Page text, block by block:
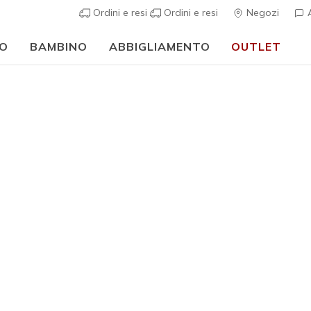
Ordini e resi Ordini e resi Negozi
BAMBINO ABBIGLIAMENTO OUTLET